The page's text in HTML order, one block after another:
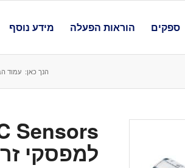
ספקים הוראות הפעלה מידע נוסף
הנך כאן: עמוד
למפסקי